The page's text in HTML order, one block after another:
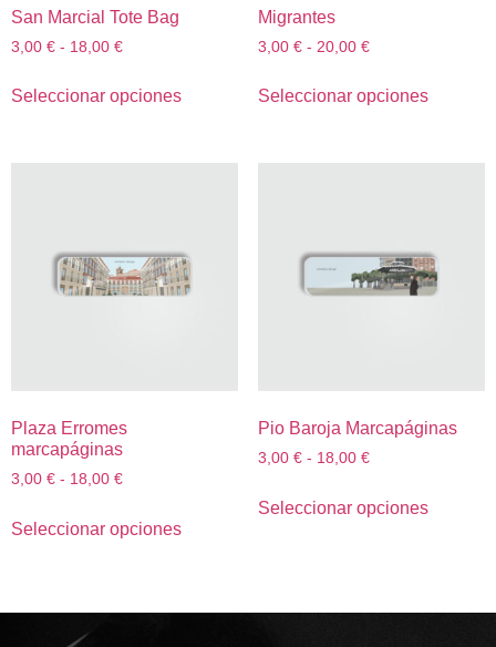
San Marcial Tote Bag
3,00 € - 18,00 €
Seleccionar opciones
Migrantes
3,00 € - 20,00 €
Seleccionar opciones
Plaza Erromes
marcapáginas
3,00 € - 18,00 €
Seleccionar opciones
Pio Baroja Marcapáginas
3,00 € - 18,00 €
Seleccionar opciones